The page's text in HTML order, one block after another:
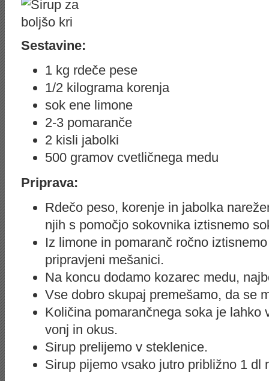
Sestavine:
1 kg rdeče pese
1/2 kilograma korenja
sok ene limone
2-3 pomaranče
2 kisli jabolki
500 gramov cvetličnega medu
Priprava:
Rdečo peso, korenje in jabolka
njih s pomočjo sokovnika iztisnemo
Iz limone in pomaranč ročno
pripravjeni mešanici.
Na koncu dodamo kozarec medu,
Vse dobro skupaj premešamo, da se
Količina pomarančnega soka je lahko
vonj in okus.
Sirup prelijemo v steklenice.
Sirup pijemo vsako jutro približno 1 dl